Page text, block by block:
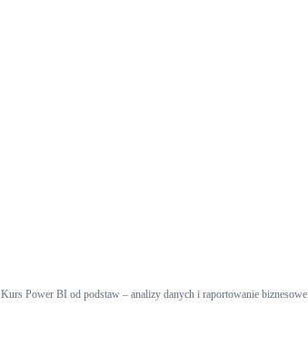
Kurs Power BI od podstaw – analizy danych i raportowanie biznesowe